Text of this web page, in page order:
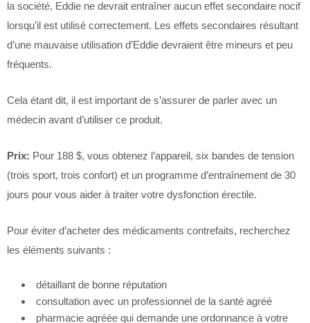
la société, Eddie ne devrait entraîner aucun effet secondaire nocif
lorsqu’il est utilisé correctement. Les effets secondaires résultant
d’une mauvaise utilisation d’Eddie devraient être mineurs et peu
fréquents.
Cela étant dit, il est important de s’assurer de parler avec un
médecin avant d’utiliser ce produit.
Prix: Pour 188 $, vous obtenez l’appareil, six bandes de tension
(trois sport, trois confort) et un programme d’entraînement de 30
jours pour vous aider à traiter votre dysfonction érectile.
Pour éviter d’acheter des médicaments contrefaits, recherchez
les éléments suivants :
détaillant de bonne réputation
consultation avec un professionnel de la santé agréé
pharmacie agréée qui demande une ordonnance à votre